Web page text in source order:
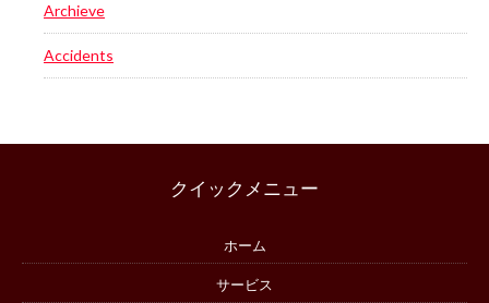
Archieve
Accidents
クイックメニュー
ホーム
サービス